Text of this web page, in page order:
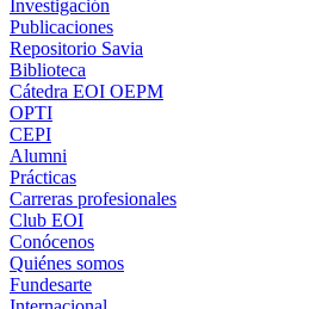
Investigación
Publicaciones
Repositorio Savia
Biblioteca
Cátedra EOI OEPM
OPTI
CEPI
Alumni
Prácticas
Carreras profesionales
Club EOI
Conócenos
Quiénes somos
Fundesarte